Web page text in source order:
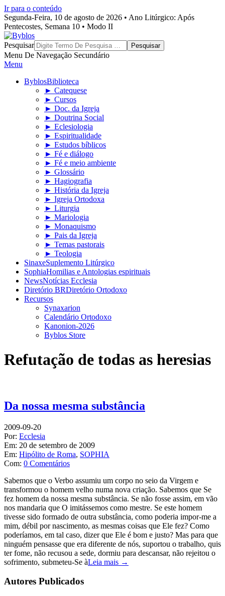
Ir para o conteúdo
Segunda-Feira, 10 de agosto de 2026 • Ano Litúrgico: Após
Pentecostes, Semana 10 • Modo II
Byblos
Pesquisar
Menu De Navegação Secundário
Menu
ByblosBiblioteca
► Catequese
► Cursos
► Doc. da Igreja
► Doutrina Social
► Eclesiologia
► Espiritualidade
► Estudos bíblicos
► Fé e diálogo
► Fé e meio ambiente
► Glossário
► Hagiografia
► História da Igreja
► Igreja Ortodoxa
► Liturgia
► Mariologia
► Monaquismo
► Pais da Igreja
► Temas pastorais
► Teologia
SinaxeSuplemento Litúrgico
SophiaHomilias e Antologias espirituais
NewsNotícias Ecclesia
Diretório BRDiretório Ortodoxo
Recursos
Synaxarion
Calendário Ortodoxo
Kanonion-2026
Byblos Store
Refutação de todas as heresias
Da nossa mesma substância
2009-09-20
Por: Ecclesia
Em: 20 de setembro de 2009
Em: Hipólito de Roma, SOPHIA
Com: 0 Comentários
Sabemos que o Verbo assumiu um corpo no seio da Virgem e
transformou o homem velho numa nova criação. Sabemos que Se
fez homem da nossa mesma substância. Se não fosse assim, em vão
nos mandaria que O imitássemos como mestre. Se este homem
tivesse sido formado de outra substância, como poderia impor-me a
mim, débil por nascimento, as mesmas coisas que Ele fez? Como
poderíamos, em tal caso, dizer que Ele é bom e justo? Mas para que
ninguém pensasse que era diferente de nós, suportou o trabalho, quis
ter fome, não recusou a sede, dormiu para descansar, não rejeitou o
sofrimento, submeteu-Se àLeia mais →
Autores Publicados